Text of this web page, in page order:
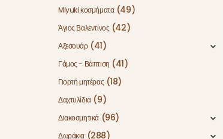
Miyuki κοσμήματα (49)
Άγιος Βαλεντίνος (42)
Αξεσουάρ (41)
Γάμος - Βάπτιση (41)
Γιορτή μητέρας (18)
Δαχτυλίδια (9)
Διακοσμητικά (96)
Δωράκια (288)